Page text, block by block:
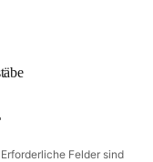
Erforderliche Felder sind